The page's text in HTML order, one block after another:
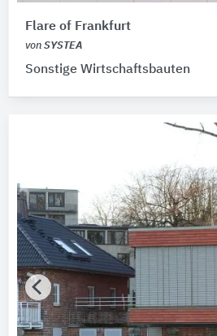
Flare of Frankfurt
von SYSTEA
Sonstige Wirtschaftsbauten